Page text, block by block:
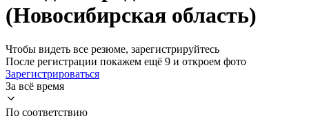
(Новосибирская область)
Чтобы видеть все резюме, зарегистрируйтесь
После регистрации покажем ещё 9 и откроем фото
Зарегистрироваться
За всё время
По соответствию